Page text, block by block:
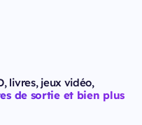
livres, jeux vidéo,
de sortie et bien plus